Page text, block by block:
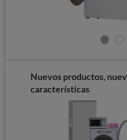
Nuevos productos,
características